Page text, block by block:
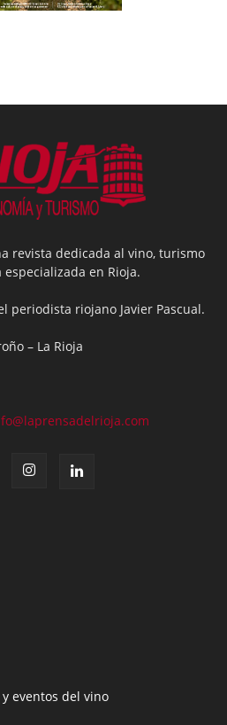
revista dedicada al vino, turismo
en Rioja.
periodista riojano Javier Pascual.
– La Rioja
eventos del vino